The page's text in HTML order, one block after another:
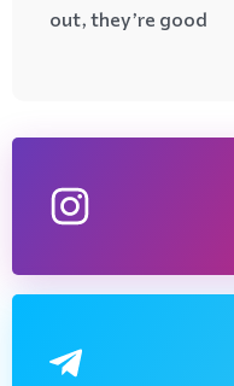
out, they’re good